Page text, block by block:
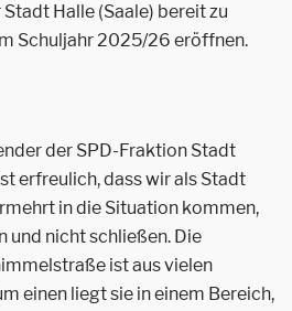
Halle (Saale) bereit zu
Schuljahr 2025/26 eröffnen.
der SPD-Fraktion Stadt
erfreulich, dass wir als Stadt
in die Situation kommen,
und nicht schließen. Die
ist aus vielen
einen liegt sie in einem Bereich,